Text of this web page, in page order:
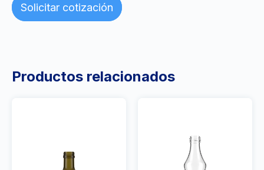
Solicitar cotización
Productos relacionados